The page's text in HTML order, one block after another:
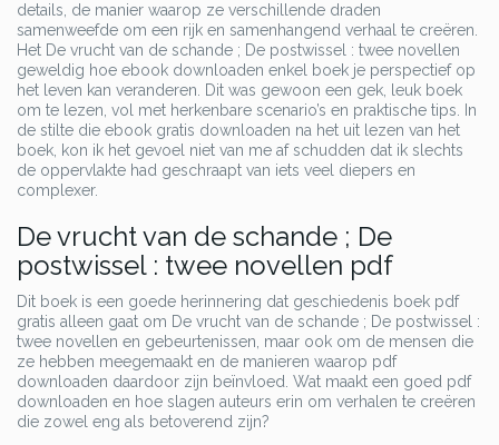
details, de manier waarop ze verschillende draden
samenweefde om een rijk en samenhangend verhaal te creëren.
Het De vrucht van de schande ; De postwissel : twee novellen
geweldig hoe ebook downloaden enkel boek je perspectief op
het leven kan veranderen. Dit was gewoon een gek, leuk boek
om te lezen, vol met herkenbare scenario’s en praktische tips. In
de stilte die ebook gratis downloaden na het uit lezen van het
boek, kon ik het gevoel niet van me af schudden dat ik slechts
de oppervlakte had geschraapt van iets veel diepers en
complexer.
De vrucht van de schande ; De
postwissel : twee novellen pdf
Dit boek is een goede herinnering dat geschiedenis boek pdf
gratis alleen gaat om De vrucht van de schande ; De postwissel :
twee novellen en gebeurtenissen, maar ook om de mensen die
ze hebben meegemaakt en de manieren waarop pdf
downloaden daardoor zijn beïnvloed. Wat maakt een goed pdf
downloaden en hoe slagen auteurs erin om verhalen te creëren
die zowel eng als betoverend zijn?